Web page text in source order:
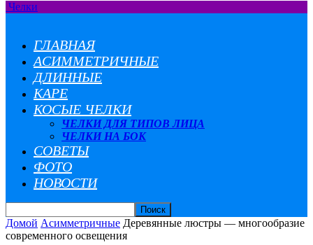
Челки
ГЛАВНАЯ
АСИММЕТРИЧНЫЕ
ДЛИННЫЕ
КАРЕ
КОСЫЕ ЧЕЛКИ
ЧЕЛКИ ДЛЯ ТИПОВ ЛИЦА
ЧЕЛКИ НА БОК
СОВЕТЫ
ФОТО
НОВОСТИ
Домой Асимметричные Деревянные люстры — многообразие
современного освещения